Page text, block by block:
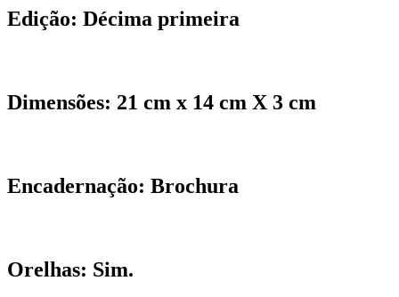
Edição: Décima primeira
Dimensões: 21 cm x 14 cm X 3 cm
Encadernação: Brochura
Orelhas: Sim.